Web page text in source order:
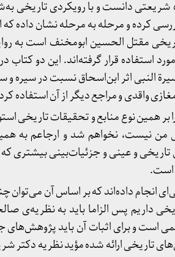
شریعتی دانست و با رویکردی
کرده و مرحله به مرحله نشان داده
مقتل الحسین ابومخنف است به
استفاده قرار گرفته‌اند. این دو کتاب
النبی اثر ابن‌اسحاق نسبت در سیره و
واقدی و مراجع دیگر از آن استفاده
همین نوع منابع و تحقیقات تاریخی
نیست، نخواهم شد و ارجاعم به
و عینی و جزئیات‌بینی بیشتری که
است.
انجام داده‌اند که بر اساس آن
داریم پس الزاما باید به نظریه‌ی
است و برای اثبات آن باید پژوهش‌های
تاریخی ارائه شده‌ مؤید نظریه دکتر